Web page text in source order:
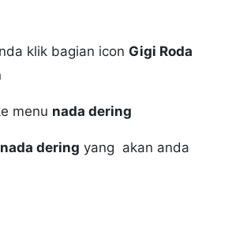
klik bagian icon Gigi Roda
menu nada dering
dering yang akan anda